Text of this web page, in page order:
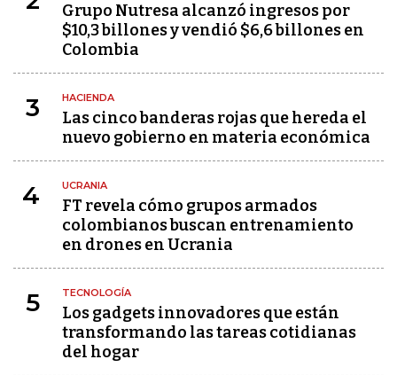
Grupo Nutresa alcanzó ingresos por
$10,3 billones y vendió $6,6 billones en
Colombia
3 HACIENDA
Las cinco banderas rojas que hereda el
nuevo gobierno en materia económica
4 UCRANIA
FT revela cómo grupos armados
colombianos buscan entrenamiento
en drones en Ucrania
5 TECNOLOGÍA
Los gadgets innovadores que están
transformando las tareas cotidianas
del hogar